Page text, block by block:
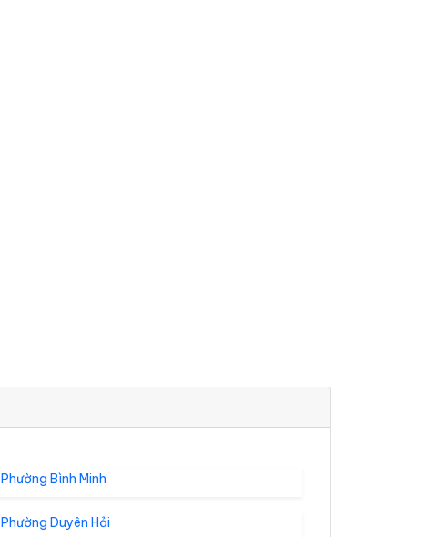
Phường Bình Minh
Phường Duyên Hải